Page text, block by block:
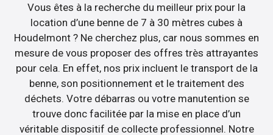
Vous êtes à la recherche du meilleur prix pour la
location d’une benne de 7 à 30 mètres cubes à
Houdelmont ? Ne cherchez plus, car nous sommes en
mesure de vous proposer des offres très attrayantes
pour cela. En effet, nos prix incluent le transport de la
benne, son positionnement et le traitement des
déchets. Votre débarras ou votre manutention se
trouve donc facilitée par la mise en place d’un
véritable dispositif de collecte professionnel. Notre